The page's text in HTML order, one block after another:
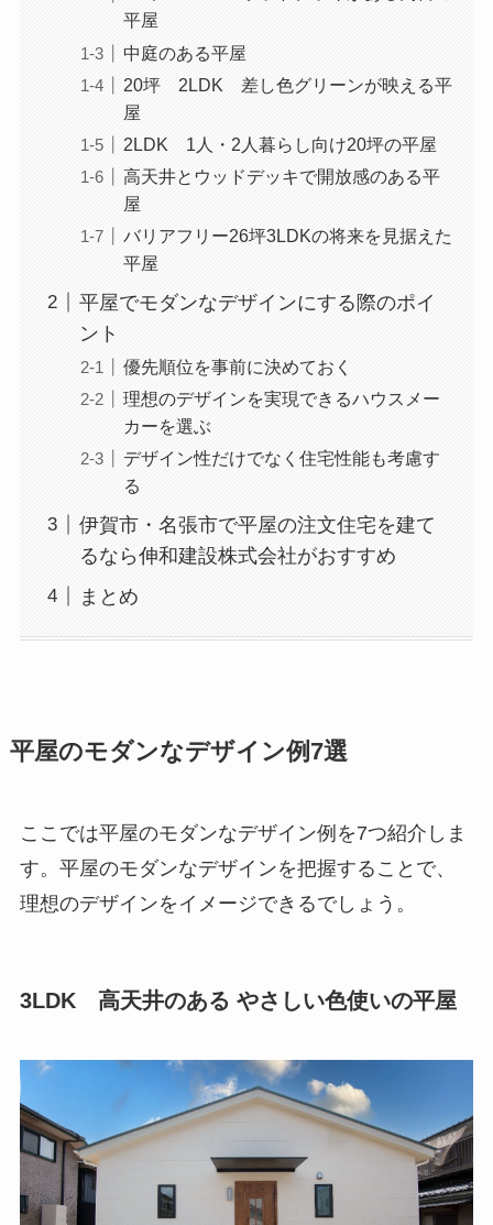
平屋
中庭のある平屋
20坪 2LDK 差し色グリーンが映える平
屋
2LDK 1人・2人暮らし向け20坪の平屋
高天井とウッドデッキで開放感のある平
屋
バリアフリー26坪3LDKの将来を見据えた
平屋
平屋でモダンなデザインにする際のポイ
ント
優先順位を事前に決めておく
理想のデザインを実現できるハウスメー
カーを選ぶ
デザイン性だけでなく住宅性能も考慮す
る
伊賀市・名張市で平屋の注文住宅を建て
るなら伸和建設株式会社がおすすめ
まとめ
平屋のモダンなデザイン例7選
ここでは平屋のモダンなデザイン例を7つ紹介しま
す。平屋のモダンなデザインを把握することで、
理想のデザインをイメージできるでしょう。
3LDK 高天井のある やさしい色使いの平屋